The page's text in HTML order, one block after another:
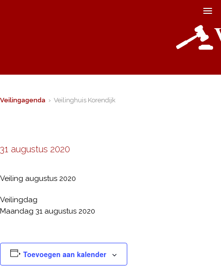
Veilingagenda › Veilinghuis Korendijk
31 augustus 2020
Veiling augustus 2020
Veilingdag
Maandag 31 augustus 2020
Toevoegen aan kalender